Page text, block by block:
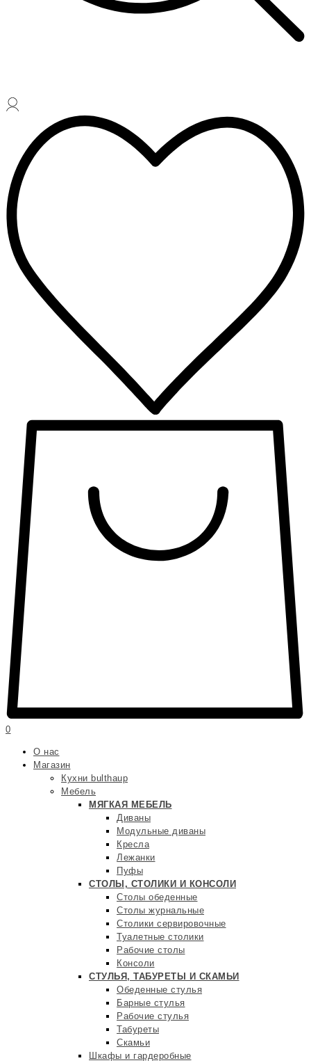
0
О нас
Магазин
Кухни bulthaup
Мебель
МЯГКАЯ МЕБЕЛЬ
Диваны
Модульные диваны
Кресла
Лежанки
Пуфы
СТОЛЫ, СТОЛИКИ И КОНСОЛИ
Столы обеденные
Столы журнальные
Столики сервировочные
Туалетные столики
Рабочие столы
Консоли
СТУЛЬЯ, ТАБУРЕТЫ И СКАМЬИ
Обеденные стулья
Барные стулья
Рабочие стулья
Табуреты
Скамьи
Шкафы и гардеробные